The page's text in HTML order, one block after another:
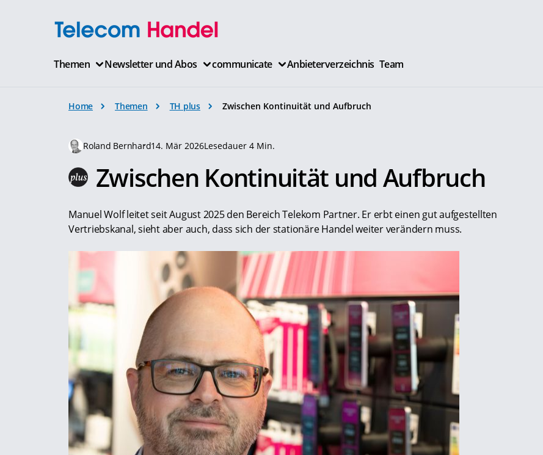
Themen Newsletter und Abos communicate Anbieterverzeichnis Team
Home Themen TH plus Zwischen Kontinuität und Aufbruch
Roland Bernhard14. Mär 2026Lesedauer 4 Min.
Zwischen Kontinuität und Aufbruch
Manuel Wolf leitet seit August 2025 den Bereich Telekom Partner. Er erbt einen gut aufgestellten
Vertriebskanal, sieht aber auch, dass sich der stationäre Handel weiter verändern muss.